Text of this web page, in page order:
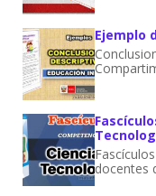
Ejemplo
docentes